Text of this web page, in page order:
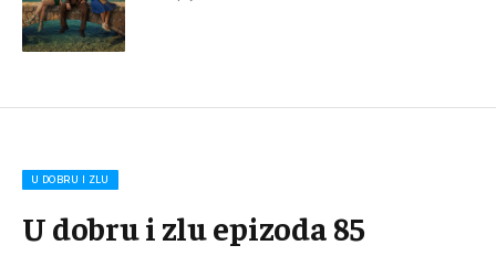
U DOBRU I ZLU
U dobru i zlu epizoda 85